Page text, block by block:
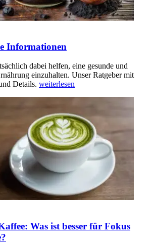
Informationen
dabei helfen, eine gesunde und
einzuhalten. Unser Ratgeber mit
Details. weiterlesen
Was ist besser für Fokus